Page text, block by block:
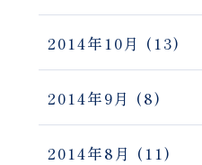
2014年10月 (13)
2014年9月 (8)
2014年8月 (11)